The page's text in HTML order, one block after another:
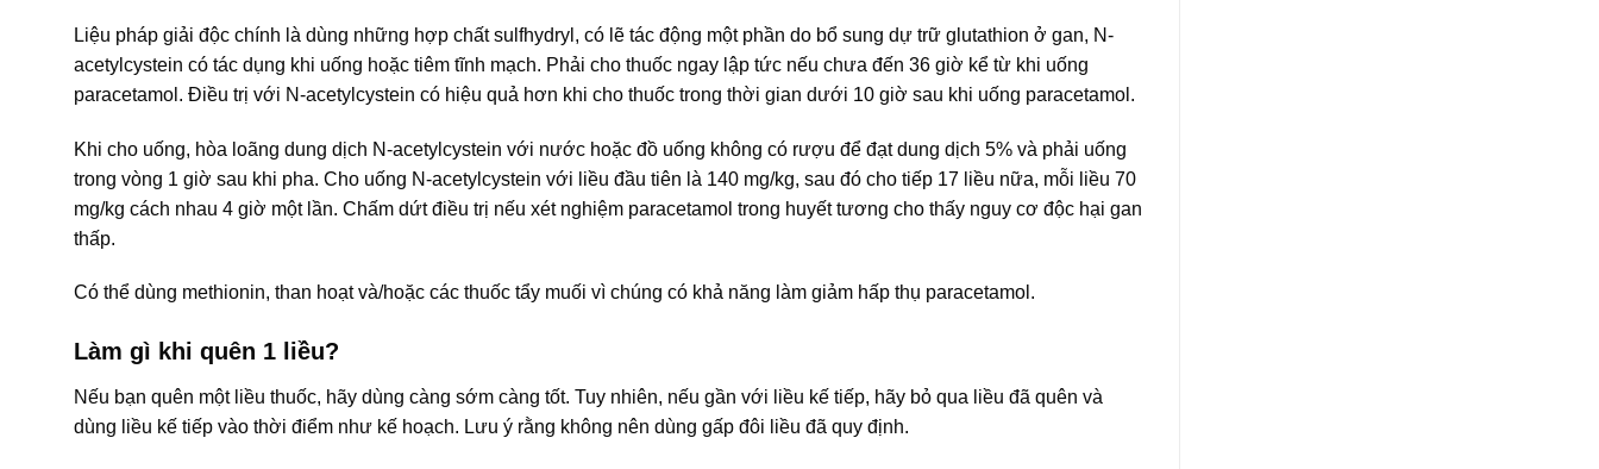
Liệu pháp giải độc chính là dùng những hợp chất sulfhydryl, có lẽ tác động một phần do bổ sung dự trữ glutathion ở gan, N-
acetylcystein có tác dụng khi uống hoặc tiêm tĩnh mạch. Phải cho thuốc ngay lập tức nếu chưa đến 36 giờ kể từ khi uống
paracetamol. Điều trị với N-acetylcystein có hiệu quả hơn khi cho thuốc trong thời gian dưới 10 giờ sau khi uống paracetamol.
Khi cho uống, hòa loãng dung dịch N-acetylcystein với nước hoặc đồ uống không có rượu để đạt dung dịch 5% và phải uống
trong vòng 1 giờ sau khi pha. Cho uống N-acetylcystein với liều đầu tiên là 140 mg/kg, sau đó cho tiếp 17 liều nữa, mỗi liều 70
mg/kg cách nhau 4 giờ một lần. Chấm dứt điều trị nếu xét nghiệm paracetamol trong huyết tương cho thấy nguy cơ độc hại gan
thấp.
Có thể dùng methionin, than hoạt và/hoặc các thuốc tẩy muối vì chúng có khả năng làm giảm hấp thụ paracetamol.
Làm gì khi quên 1 liều?
Nếu bạn quên một liều thuốc, hãy dùng càng sớm càng tốt. Tuy nhiên, nếu gần với liều kế tiếp, hãy bỏ qua liều đã quên và
dùng liều kế tiếp vào thời điểm như kế hoạch. Lưu ý rằng không nên dùng gấp đôi liều đã quy định.